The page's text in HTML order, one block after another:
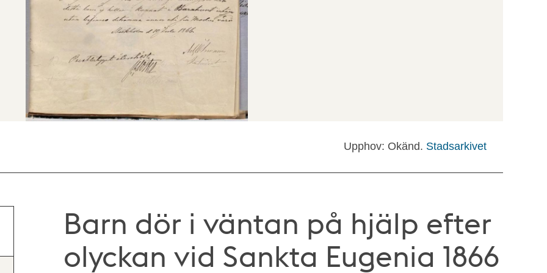
Upphov: Okänd. Stadsarkivet
Barn dör i väntan på hjälp efter
olyckan vid Sankta Eugenia 1866